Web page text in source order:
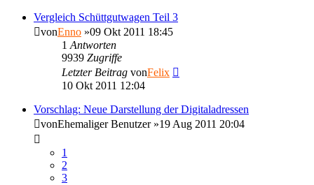
Vergleich Schüttgutwagen Teil 3
vonEnno »09 Okt 2011 18:45
1 Antworten
9939 Zugriffe
Letzter Beitrag vonFelix
10 Okt 2011 12:04
Vorschlag: Neue Darstellung der Digitaladressen
vonEhemaliger Benutzer»19 Aug 2011 20:04
1
2
3